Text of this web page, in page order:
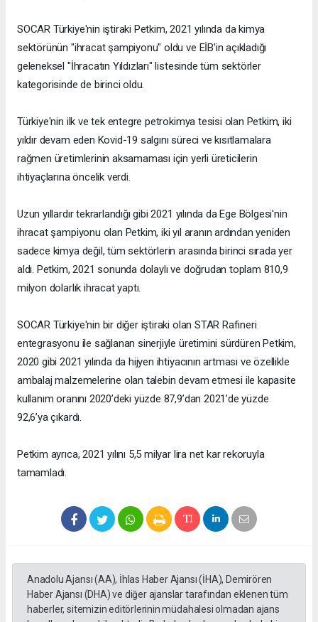
SOCAR Türkiye'nin iştiraki Petkim, 2021 yılında da kimya
sektörünün "ihracat şampiyonu" oldu ve EİB'in açıkladığı
geleneksel "İhracatın Yıldızları" listesinde tüm sektörler
kategorisinde de birinci oldu.
Türkiye'nin ilk ve tek entegre petrokimya tesisi olan Petkim, iki
yıldır devam eden Kovid-19 salgını süreci ve kısıtlamalara
rağmen üretimlerinin aksamaması için yerli üreticilerin
ihtiyaçlarına öncelik verdi.
Uzun yıllardır tekrarlandığı gibi 2021 yılında da Ege Bölgesi'nin
ihracat şampiyonu olan Petkim, iki yıl aranın ardından yeniden
sadece kimya değil, tüm sektörlerin arasında birinci sırada yer
aldı. Petkim, 2021 sonunda dolaylı ve doğrudan toplam 810,9
milyon dolarlık ihracat yaptı.
SOCAR Türkiye'nin bir diğer iştiraki olan STAR Rafineri
entegrasyonu ile sağlanan sinerjiyle üretimini sürdüren Petkim,
2020 gibi 2021 yılında da hijyen ihtiyacının artması ve özellikle
ambalaj malzemelerine olan talebin devam etmesi ile kapasite
kullanım oranını 2020’deki yüzde 87,9’dan 2021’de yüzde
92,6’ya çıkardı.
Petkim ayrıca, 2021 yılını 5,5 milyar lira net kar rekoruyla
tamamladı.
Anadolu Ajansı (AA), İhlas Haber Ajansı (İHA), Demirören
Haber Ajansı (DHA) ve diğer ajanslar tarafından eklenen tüm
haberler, sitemizin editörlerinin müdahalesi olmadan ajans